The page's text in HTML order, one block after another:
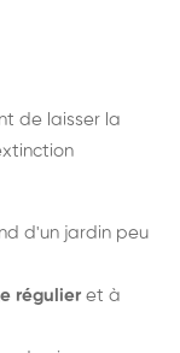
de laisser la
d'un jardin peu
régulier et à